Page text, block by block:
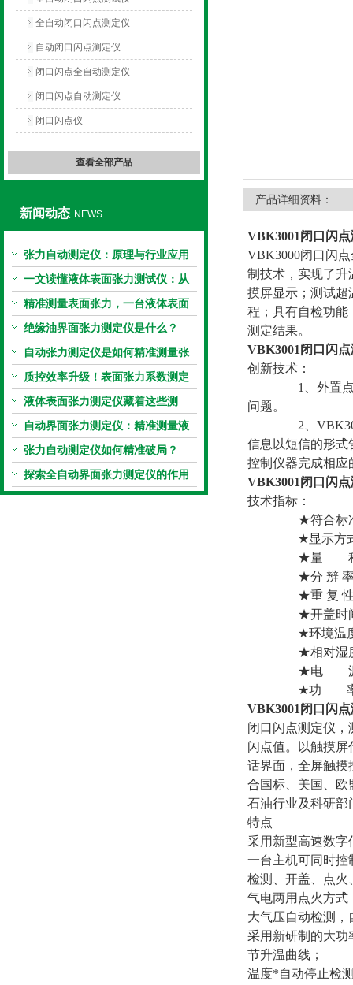
全自动闭口闪点测定仪
自动闭口闪点测定仪
闭口闪点全自动测定仪
闭口闪点自动测定仪
闭口闪点仪
查看全部产品
新闻动态 NEWS
张力自动测定仪：原理与行业应用
解析
一文读懂液体表面张力测试仪：从
原理到应用全掌握
精准测量表面张力，一台液体表面
张力系数测量仪就够了
绝缘油界面张力测定仪是什么？
自动张力测定仪是如何精准测量张
力的？
质控效率升级！表面张力系数测定
仪真香警告
液体表面张力测定仪藏着这些测
定“小窍门”
自动界面张力测定仪：精准测量液
体界面张力的关键设备
张力自动测定仪如何精准破局？
探索全自动界面张力测定仪的作用
产品详细资料：
VBK3001闭口闪
VBK3000闭口闪
制技术，实现了升
摸屏显示；测试超
程；具有自检功能
测定结果。
VBK3001闭口闪
创新技术：
1、外置点火器
问题。
2、VBK3002型
信息以短信的形式
控制仪器完成相应
VBK3001闭口闪
技术指标：
★符合标准：
★显示方式：
★量 程：
★分 辨 率
★重 复 性：
★开盖时间
★环境温度
★相对湿度
★电 源：
★功 率：
VBK3001闭口闪
闭口闪点测定仪
闪点值。以触摸
话界面，全屏触摸
合国标、美国、欧
石油行业及科研部
特点
采用新型高速数字
一台主机可同时控
检测、开盖、点火
气电两用点火方式
大气压自动检测
采用新研制的大功
节升温曲线；
温度*自动停止检